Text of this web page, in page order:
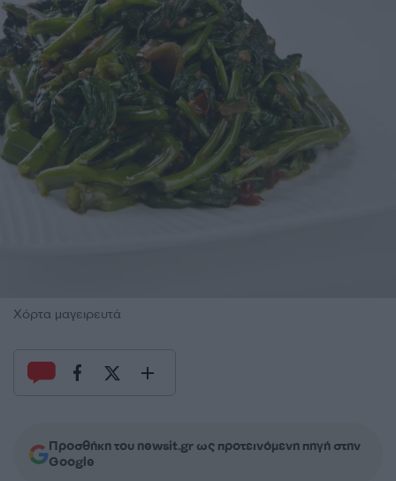
Χόρτα μαγειρευτά
Προσθήκη του newsit.gr ως προτεινόμενη πηγή στην
Google